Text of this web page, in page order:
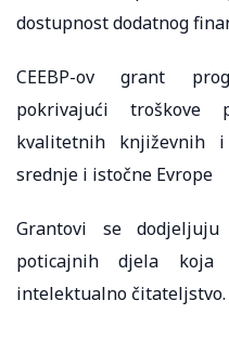
dostupnost dodatnog
CEEBP-ov grant
pokrivajući troškove
kvalitetnih književnih
srednje i istočne Evrope
Grantovi se dodjeljuju
poticajnih djela
intelektualno čitateljstvo.